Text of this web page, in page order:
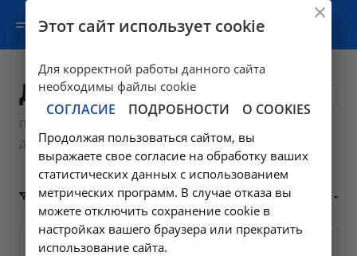
Диализные растворы
Продукция
Диализные растворы
ФИЛЬТР
Этот сайт использует cookie
Для корректной работы данного сайта
необходимы файлы cookie
СОГЛАСИЕ ПОДРОБНОСТИ О COOKIES
Продолжая пользоваться сайтом, вы
выражаете свое согласие на обработку ваших
статистических данных с использованием
метрических программ. В случае отказа вы
можете отключить сохранение cookie в
настройках вашего браузера или прекратить
использование сайта.